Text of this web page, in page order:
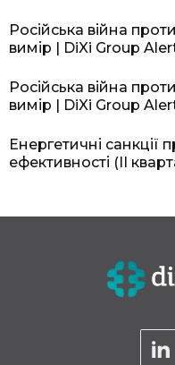
Російська війна
вимір | DiXi Group
Російська війна
вимір | DiXi Group
Енергетичні санкції
ефективності (II